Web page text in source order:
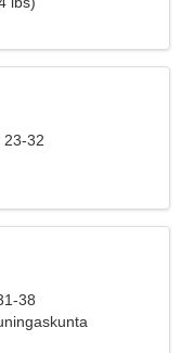
23-32
38